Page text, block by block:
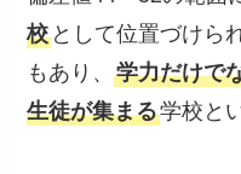
校 として位置づけら
もあり、学力だけで
生徒が集まる学校と